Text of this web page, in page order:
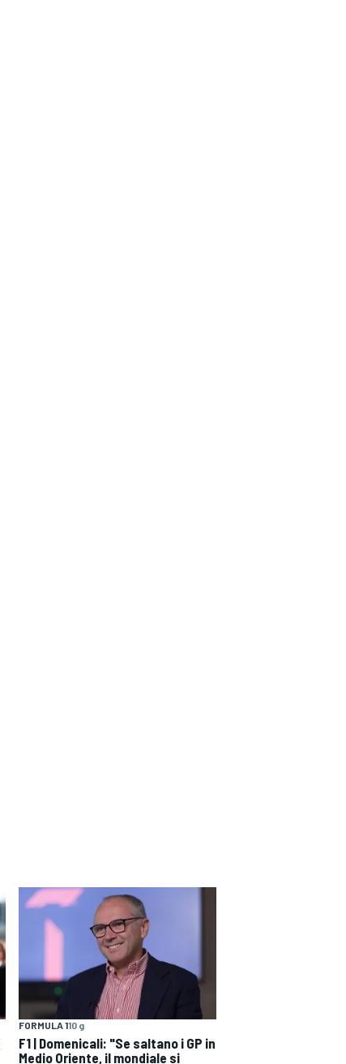
FORMULA 110 g
F1 | Domenicali: "Se saltano i GP in
Medio Oriente, il mondiale si